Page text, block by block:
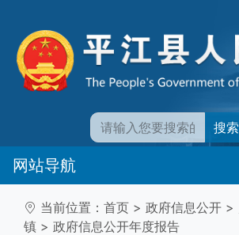
搜索
网站导航
当前位置： 首页 > 政府信息公开 >
镇 > 政府信息公开年度报告